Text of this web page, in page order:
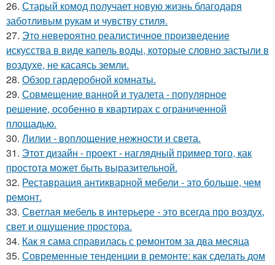
26. Старый комод получает новую жизнь благодаря
заботливым рукам и чувству стиля.
27. Это невероятно реалистичное произведение
искусства в виде капель воды, которые словно застыли в
воздухе, не касаясь земли.
28. Обзор гардеробной комнаты.
29. Совмещение ванной и туалета - популярное
решение, особенно в квартирах с ограниченной
площадью.
30. Лилии - воплощение нежности и света.
31. Этот дизайн - проект - наглядный пример того, как
простота может быть выразительной.
32. Реставрация антикварной мебели - это больше, чем
ремонт.
33. Светлая мебель в интерьере - это всегда про воздух,
свет и ощущение простора.
34. Как я сама справилась с ремонтом за два месяца
35. Современные тенденции в ремонте: как сделать дом